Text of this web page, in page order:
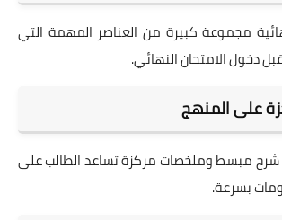
مجموعة كبيرة من العناصر المهمة التي
دخول الامتحان النهائي.
على المنهج
مبسط وملخصات مركزة تساعد الطالب على
بسرعة.